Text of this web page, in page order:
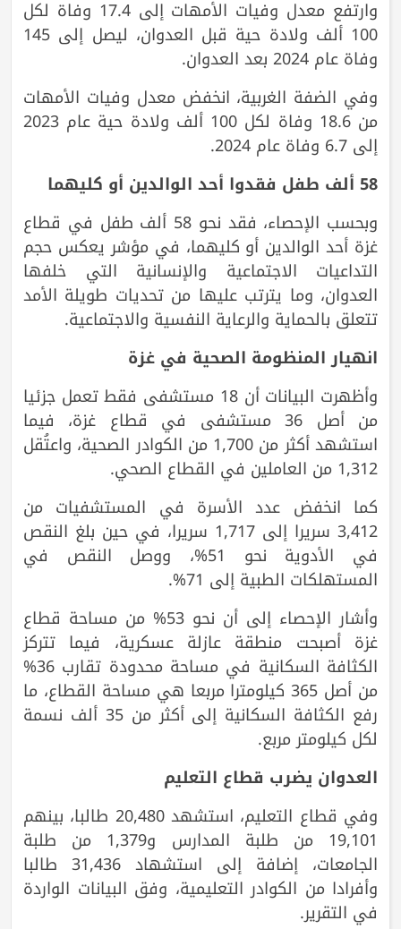
وارتفع معدل وفيات الأمهات إلى 17.4 وفاة لكل
100 ألف ولادة حية قبل العدوان، ليصل إلى 145
وفاة عام 2024 بعد العدوان.
وفي الضفة الغربية، انخفض معدل وفيات الأمهات
من 18.6 وفاة لكل 100 ألف ولادة حية عام 2023
إلى 6.7 وفاة عام 2024.
58 ألف طفل فقدوا أحد الوالدين أو كليهما
وبحسب الإحصاء، فقد نحو 58 ألف طفل في قطاع
غزة أحد الوالدين أو كليهما، في مؤشر يعكس حجم
التداعيات الاجتماعية والإنسانية التي خلفها
العدوان، وما يترتب عليها من تحديات طويلة الأمد
تتعلق بالحماية والرعاية النفسية والاجتماعية.
انهيار المنظومة الصحية في غزة
وأظهرت البيانات أن 18 مستشفى فقط تعمل جزئيا
من أصل 36 مستشفى في قطاع غزة، فيما
استشهد أكثر من 1,700 من الكوادر الصحية، واعتُقل
1,312 من العاملين في القطاع الصحي.
كما انخفض عدد الأسرة في المستشفيات من
3,412 سريرا إلى 1,717 سريرا، في حين بلغ النقص
في الأدوية نحو 51%، ووصل النقص في
المستهلكات الطبية إلى 71%.
وأشار الإحصاء إلى أن نحو 53% من مساحة قطاع
غزة أصبحت منطقة عازلة عسكرية، فيما تتركز
الكثافة السكانية في مساحة محدودة تقارب 36%
من أصل 365 كيلومترا مربعا هي مساحة القطاع، ما
رفع الكثافة السكانية إلى أكثر من 35 ألف نسمة
لكل كيلومتر مربع.
العدوان يضرب قطاع التعليم
وفي قطاع التعليم، استشهد 20,480 طالبا، بينهم
19,101 من طلبة المدارس و1,379 من طلبة
الجامعات، إضافة إلى استشهاد 31,436 طالبا
وأفرادا من الكوادر التعليمية، وفق البيانات الواردة
في التقرير.